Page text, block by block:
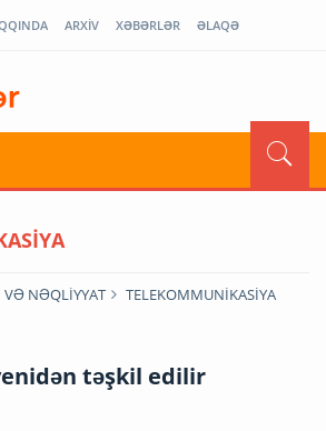
ARXİV XƏBƏRLƏR ƏLAQƏ
VƏ NƏQLİYYAT TELEKOMMUNİKASİYA
təşkil edilir